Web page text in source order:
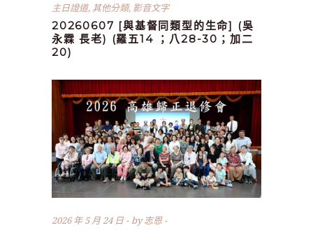
主日證道, 其他分類, 影音文字
20260607 [與基督同類型的生命] (吳
永霖 長老) (羅五14 ；八28-30；加二
20)
2026 年 5 月 24 日 by志恩